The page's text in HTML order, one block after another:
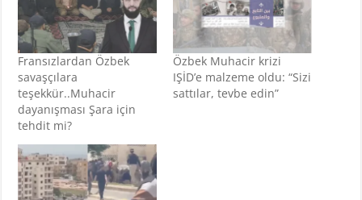
Fransızlardan Özbek
savaşçılara
teşekkür..Muhacir
dayanışması Şara için
tehdit mi?
Özbek Muhacir krizi
IŞİD’e malzeme oldu: “Sizi
sattılar, tevbe edin”